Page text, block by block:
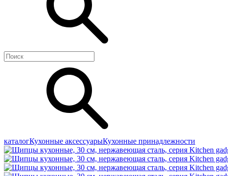
каталогКухонные аксессуарыКухонные принадлежности